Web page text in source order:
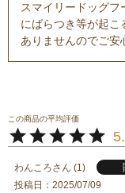
スマイリードッグ
にばらつき等が起こ
ありませんのでご安
わんころ 1
投稿日
2025/07/09